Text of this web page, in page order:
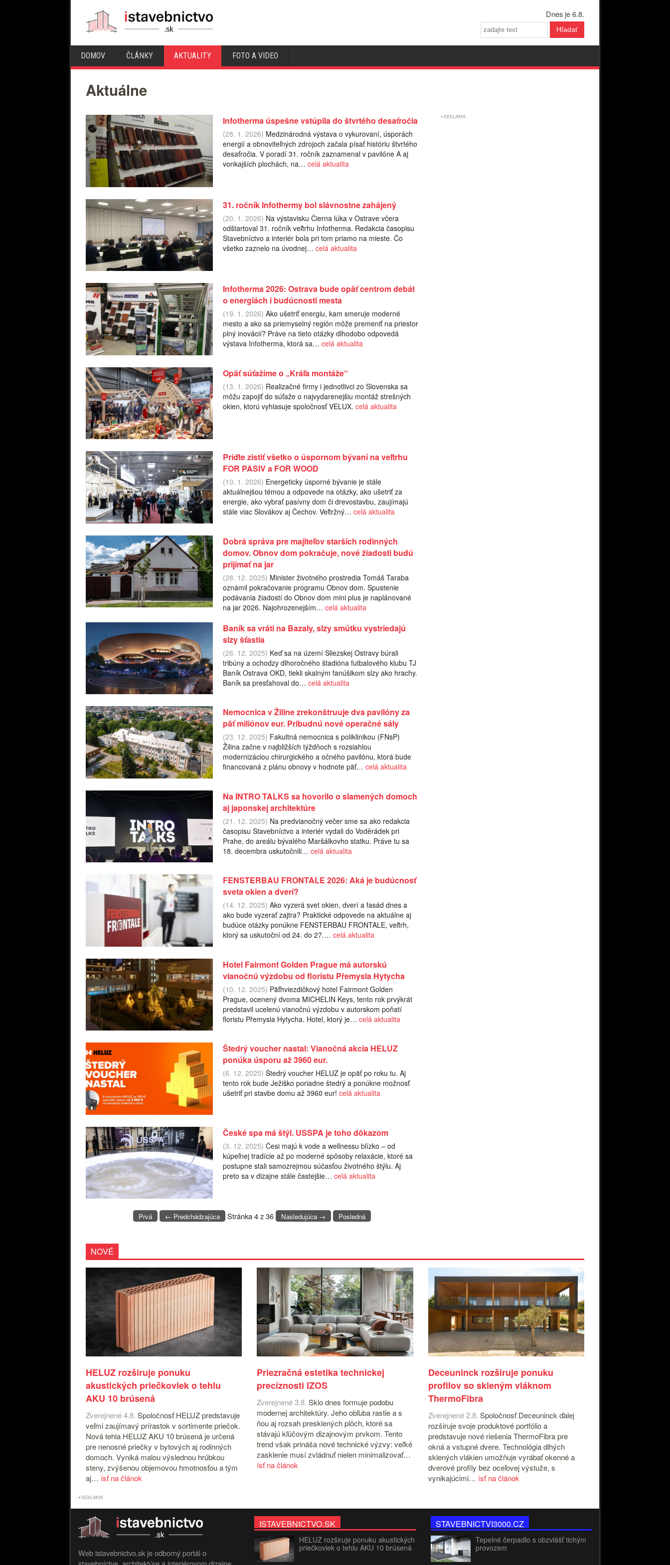
Dnes je 6.8.
Hľadať
DOMOV ČLÁNKY AKTUALITY FOTO A VIDEO
Aktuálne
Infotherma úspešne vstúpila do štvrtého desaťročia
(28. 1. 2026) Medzinárodná výstava o vykurovaní, úsporách
energií a obnoviteľných zdrojoch začala písať históriu štvrtého
desaťročia. V poradí 31. ročník zaznamenal v pavilóne A aj
vonkajších plochách, na… celá aktualita
31. ročník Infothermy bol slávnostne zahájený
(20. 1. 2026) Na výstavisku Čierna lúka v Ostrave včera
odštartoval 31. ročník veľtrhu Infotherma. Redakcia časopisu
Stavebníctvo a interiér bola pri tom priamo na mieste. Čo
všetko zaznelo na úvodnej… celá aktualita
Infotherma 2026: Ostrava bude opäť centrom debát
o energiách i budúcnosti mesta
(19. 1. 2026) Ako ušetriť energiu, kam smeruje moderné
mesto a ako sa priemyselný región môže premeniť na priestor
plný inovácií? Práve na tieto otázky dlhodobo odpovedá
výstava Infotherma, ktorá sa… celá aktualita
Opäť súťažíme o „Kráľa montáže“
(13. 1. 2026) Realizačné firmy i jednotlivci zo Slovenska sa
môžu zapojiť do súťaže o najvydarenejšiu montáž strešných
okien, ktorú vyhlasuje spoločnosť VELUX. celá aktualita
Príďte zistiť všetko o úspornom bývaní na veľtrhu
FOR PASIV a FOR WOOD
(10. 1. 2026) Energeticky úsporné bývanie je stále
aktuálnejšou témou a odpovede na otázky, ako ušetriť za
energie, ako vybrať pasívny dom či drevostavbu, zaujímajú
stále viac Slovákov aj Čechov. Veľtržný… celá aktualita
Dobrá správa pre majiteľov starších rodinných
domov. Obnov dom pokračuje, nové žiadosti budú
prijímať na jar
(28. 12. 2025) Minister životného prostredia Tomáš Taraba
oznámil pokračovanie programu Obnov dom. Spustenie
podávania žiadostí do Obnov dom mini plus je naplánované
na jar 2026. Najohrozenejším… celá aktualita
Baník sa vráti na Bazaly, slzy smútku vystriedajú
slzy šťastia
(26. 12. 2025) Keď sa na území Sliezskej Ostravy búrali
tribúny a ochodzy dlhoročného štadióna futbalového klubu TJ
Baník Ostrava OKD, tiekli skalným fanúšikom slzy ako hrachy.
Baník sa presťahoval do… celá aktualita
Nemocnica v Žiline zrekonštruuje dva pavilóny za
päť miliónov eur. Pribudnú nové operačné sály
(23. 12. 2025) Fakultná nemocnica s poliklinikou (FNsP)
Žilina začne v najbližších týždňoch s rozsiahlou
modernizáciou chirurgického a očného pavilónu, ktorá bude
financovaná z plánu obnovy v hodnote päť… celá aktualita
Na INTRO TALKS sa hovorilo o slamených domoch
aj japonskej architektúre
(21. 12. 2025) Na predvianočný večer sme sa ako redakcia
časopisu Stavebníctvo a interiér vydali do Voděrádek pri
Prahe, do areálu bývalého Maršálkovho statku. Práve tu sa
18. decembra uskutočnili… celá aktualita
FENSTERBAU FRONTALE 2026: Aká je budúcnosť
sveta okien a dverí?
(14. 12. 2025) Ako vyzerá svet okien, dverí a fasád dnes a
ako bude vyzerať zajtra? Praktické odpovede na aktuálne aj
budúce otázky ponúkne FENSTERBAU FRONTALE, veľtrh,
ktorý sa uskutoční od 24. do 27.… celá aktualita
Hotel Fairmont Golden Prague má autorskú
vianočnú výzdobu od floristu Přemysla Hytycha
(10. 12. 2025) Päťhviezdičkový hotel Fairmont Golden
Prague, ocenený dvoma MICHELIN Keys, tento rok prvýkrát
predstavil ucelenú vianočnú výzdobu v autorskom poňatí
floristu Přemysla Hytycha. Hotel, ktorý je… celá aktualita
Štedrý voucher nastal: Vianočná akcia HELUZ
ponúka úsporu až 3960 eur.
(6. 12. 2025) Štedrý voucher HELUZ je opäť po roku tu. Aj
tento rok bude Ježiško poriadne štedrý a ponúkne možnosť
ušetriť pri stavbe domu až 3960 eur! celá aktualita
České spa má štýl. USSPA je toho dôkazom
(3. 12. 2025) Česi majú k vode a wellnessu blízko – od
kúpeľnej tradície až po moderné spôsoby relaxácie, ktoré sa
postupne stali samozrejmou súčasťou životného štýlu. Aj
preto sa v dizajne stále častejšie… celá aktualita
Prvá ← Predchádzajúca Stránka 4 z 36 Nasledujúca → Posledná
NOVÉ
HELUZ rozširuje ponuku
akustických priečkoviek o tehlu
AKU 10 brúsená
Zverejnené 4.8. Spoločnosť HELUZ predstavuje
veľmi zaujímavý prírastok v sortimente priečok.
Nová tehla HELUZ AKU 10 brúsená je určená
pre nenosné priečky v bytových aj rodinných
domoch. Vyniká malou výslednou hrúbkou
steny, zvýšenou objemovou hmotnosťou a tým
aj… ísť na článok
Priezračná estetika technickej
precíznosti IZOS
Zverejnené 3.8. Sklo dnes formuje podobu
modernej architektúry. Jeho obľuba rastie a s
ňou aj rozsah presklených plôch, ktoré sa
stávajú kľúčovým dizajnovým prvkom. Tento
trend však prináša nové technické výzvy: veľké
zasklenie musí zvládnuť nielen minimalizovať…
ísť na článok
Deceuninck rozširuje ponuku
profilov so skleným vláknom
ThermoFibra
Zverejnené 2.8. Spoločnosť Deceuninck ďalej
rozširuje svoje produktové portfólio a
predstavuje nové riešenia ThermoFibra pre
okná a vstupné dvere. Technológia dlhých
sklených vlákien umožňuje vyrábať okenné a
dverové profily bez oceľovej výstuže, s
vynikajúcimi… ísť na článok
Web istavebnictvo.sk je odborný portál o
ISTAVEBNICTVO.SK
HELUZ rozširuje ponuku akustických
priečkoviek o tehlu AKU 10 brúsená
STAVEBNICTVI3000.CZ
Tepelné čerpadlo s obzvlášť tichým
provozem